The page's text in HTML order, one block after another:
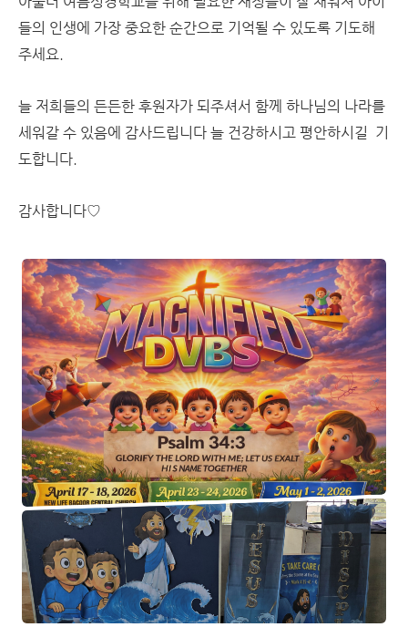
들의 인생에 가장 중요한 순간으로 기억될 수 있도록 기도해
주세요.
늘 저희들의 든든한 후원자가 되주셔서 함께 하나님의 나라를
세워갈 수 있음에 감사드립니다 늘 건강하시고 평안하시길 기
도합니다.
감사합니다♡